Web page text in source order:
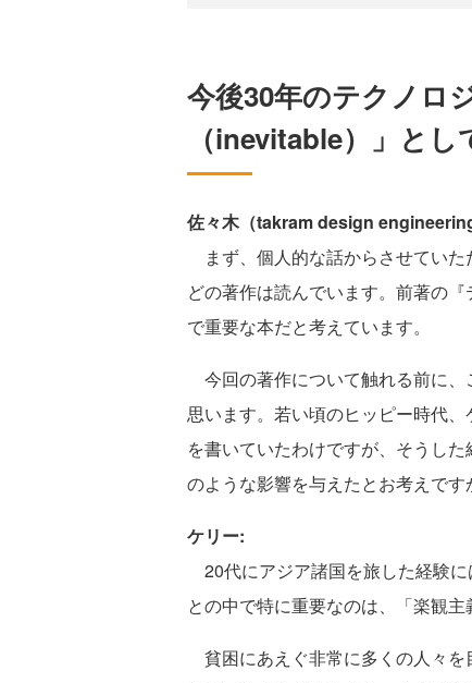
今後30年のテクノロ
（inevitable）」と
佐々木（takram design
まず、個⼈的な話からさせてい
どの著作は読んでいます。前著の
で重要な本だと考えています。
今回の著作について触れる前に、
思います。若い頃のヒッピー時代
を書いていたわけですが、そうし
のような影響を与えたとお考えです
ケリー:
20代にアジア諸国を旅した経験
との中で特に重要なのは、「楽観主
貧困にあえぐ非常に多くの人々